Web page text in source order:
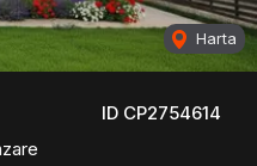
ID CP2754614
Harta